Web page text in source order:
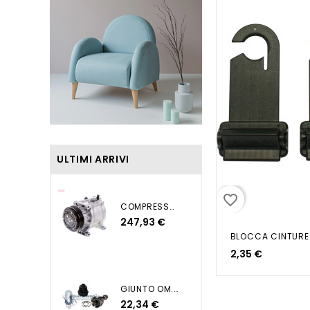
ULTIMI ARRIVI
COMPRESSORE ND NUOVA PUNTO...
247,93 €
GIUNTO OM. GRANDE PUNTO 1...
22,34 €
favorite_border
2,35 €